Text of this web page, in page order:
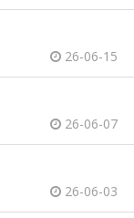
26-06-15
26-06-07
26-06-03